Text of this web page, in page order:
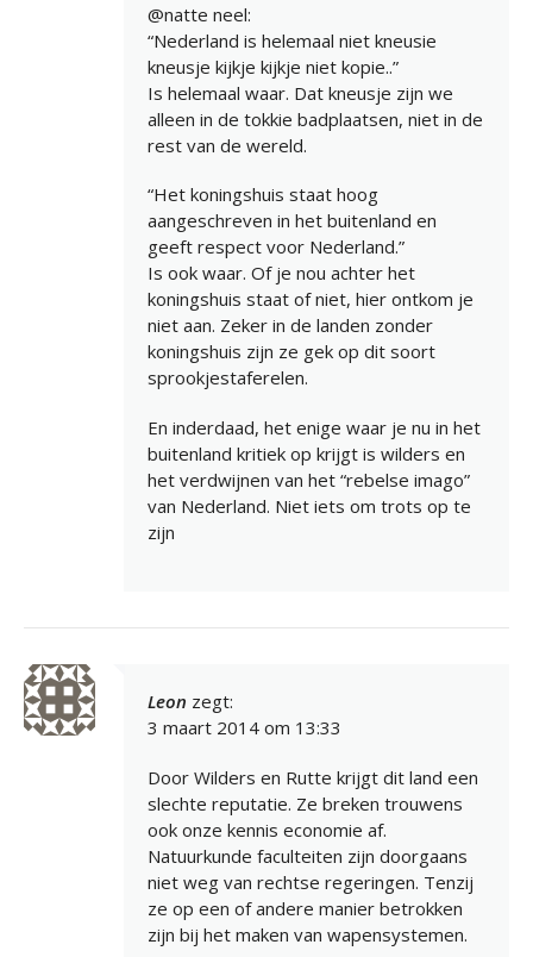
@natte neel:
“Nederland is helemaal niet kneusie
kneusje kijkje kijkje niet kopie..”
Is helemaal waar. Dat kneusje zijn we
alleen in de tokkie badplaatsen, niet in de
rest van de wereld.
“Het koningshuis staat hoog
aangeschreven in het buitenland en
geeft respect voor Nederland.”
Is ook waar. Of je nou achter het
koningshuis staat of niet, hier ontkom je
niet aan. Zeker in de landen zonder
koningshuis zijn ze gek op dit soort
sprookjestaferelen.
En inderdaad, het enige waar je nu in het
buitenland kritiek op krijgt is wilders en
het verdwijnen van het “rebelse imago”
van Nederland. Niet iets om trots op te
zijn
Leon zegt:
3 maart 2014 om 13:33
Door Wilders en Rutte krijgt dit land een
slechte reputatie. Ze breken trouwens
ook onze kennis economie af.
Natuurkunde faculteiten zijn doorgaans
niet weg van rechtse regeringen. Tenzij
ze op een of andere manier betrokken
zijn bij het maken van wapensystemen.